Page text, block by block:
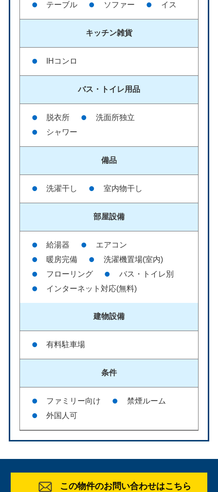
テーブル
ソファー イス
キッチン雑貨
IHコンロ
バス・ トイレ用品
脱衣所
洗面所独立
シャワー
備品
洗濯干し 室内物干し
部屋設備
給湯器
エアコン
暖房完備
洗濯機置場(室内)
フローリング
バス・トイレ別
インターネット対応(無料)
建物設備
有料駐車場
条件
ファミリー向け
禁煙ルーム
外国人可
この物件のお問い合わせはこちら